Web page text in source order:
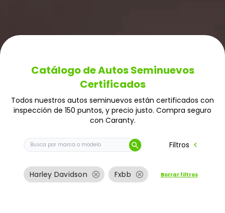
Catálogo de Autos Seminuevos
Certificados
Todos nuestros autos seminuevos están certificados con
inspección de 150 puntos, y precio justo. Compra seguro
con Caranty.
Buscar auto por marca o modelo
search Filtros chevron_left
Harley Davidson cancel Fxbb cancel Borrar filtros